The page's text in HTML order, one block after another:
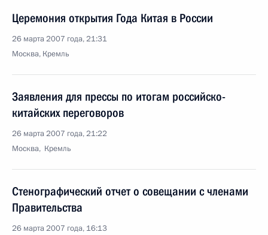
Церемония открытия Года Китая в России
26 марта 2007 года, 21:31
Москва, Кремль
Заявления для прессы по итогам российско-
китайских переговоров
26 марта 2007 года, 21:22
Москва, Кремль
Стенографический отчет о совещании с членами
Правительства
26 марта 2007 года, 16:13